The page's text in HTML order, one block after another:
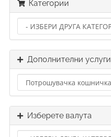
Категории
Дополнителни услуги
Изберете валута